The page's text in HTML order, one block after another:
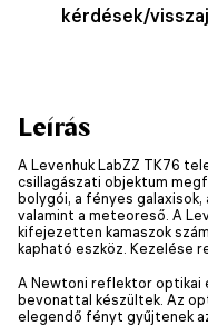
kérdések/
Leírás
A Levenhuk LabZZ TK76
csillagászati objektum
bolygói, a fényes galaxisok,
valamint a meteoreső. A
kifejezetten kamaszok
kapható eszköz. Kezelése
A Newtoni reflektor optikai
bevonattal készültek. Az
elegendő fényt gyűjtenek